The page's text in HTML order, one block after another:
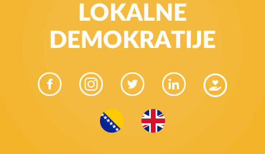
LOKALNE
DEMOKRATIJE